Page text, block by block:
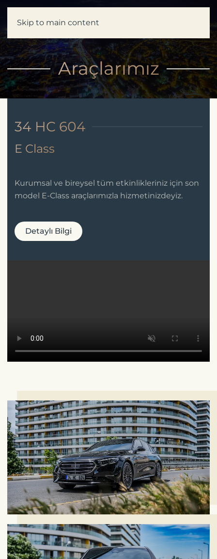
Skip to main content
Araçlarımız
34 HC 604
E Class
Kurumsal ve bireysel tüm etkinlikleriniz için son
model E-Class araçlarımızla hizmetinizdeyiz.
Detaylı Bilgi